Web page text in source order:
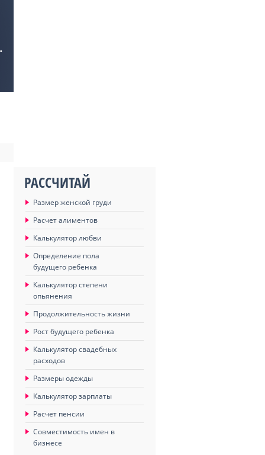
РАССЧИТАЙ
Размер женской груди
Расчет алиментов
Калькулятор любви
Определение пола
будущего ребенка
Калькулятор степени
опьянения
Продолжительность жизни
Рост будущего ребенка
Калькулятор свадебных
расходов
Размеры одежды
Калькулятор зарплаты
Расчет пенсии
Совместимость имен в
бизнесе